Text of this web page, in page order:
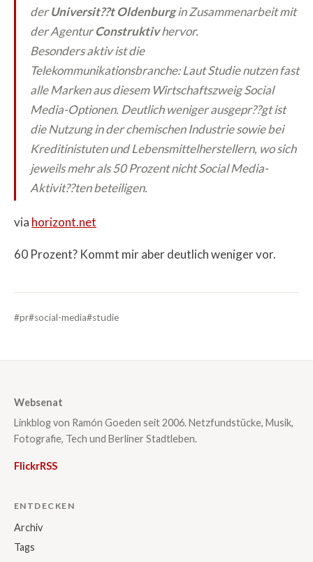
derUniversit??t Oldenburgin Zusammenarbeit mit
der AgenturConstruktivhervor.
Besonders aktiv ist die
Telekommunikationsbranche: Laut Studie nutzen fast
alle Marken aus diesem Wirtschaftszweig Social
Media-Optionen. Deutlich weniger ausgepr??gt ist
die Nutzung in der chemischen Industrie sowie bei
Kreditinistuten und Lebensmittelherstellern, wo sich
jeweils mehr als 50 Prozent nicht Social Media-
Aktivit??ten beteiligen.
via horizont.net
60 Prozent? Kommt mir aber deutlich weniger vor.
#pr#social-media#studie
Websenat
Linkblog von Ramón Goeden seit 2006. Netzfundstücke, Musik,
Fotografie, Tech und Berliner Stadtleben.
FlickrRSS
ENTDECKEN
Archiv
Tags